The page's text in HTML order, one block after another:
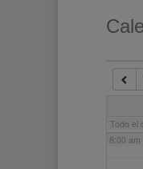
Todo el
7:00 am
8:00 am